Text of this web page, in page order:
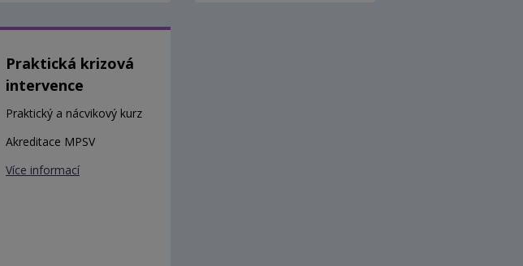
Praktická krizová
intervence
Praktický a nácvikový kurz
Akreditace MPSV
Více informací